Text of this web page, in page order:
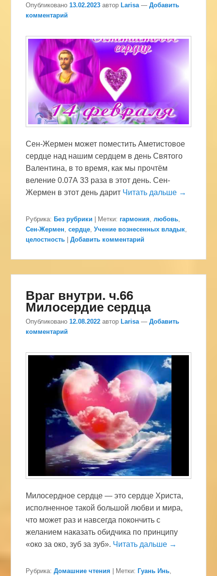
Опубликовано13.02.2023 автор Larisa —Добавить
комментарий
Сен-Жермен может поместить Аметистовое
сердце над нашим сердцем в день Святого
Валентина, в то время, как мы прочтём
веление 0.07А 33 раза в этот день. Сен-
Жермен в этот день дарит Читать дальше →
Рубрика: Без рубрики Метки: гармония,любовь,
Сен-Жермен,сердце,Учение вознесенных владык,
целостность
|Добавить комментарий
Враг внутри. ч.66
Милосердие сердца
Опубликовано12.08.2022 автор Larisa —Добавить
комментарий
Милосердное сердце — это сердце Христа,
исполненное такой большой любви и мира,
что может раз и навсегда покончить с
желанием наказать обидчика по принципу
«око за око, зуб за зуб». Читать дальше →
Рубрика: Домашние чтения Метки: Гуань Инь,